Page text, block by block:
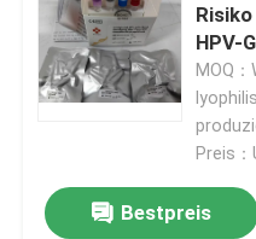
HPV-
MOQ
Preis：
Bestpreis